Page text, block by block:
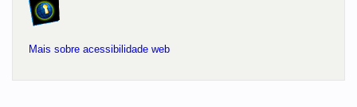
Mais sobre acessibilidade web